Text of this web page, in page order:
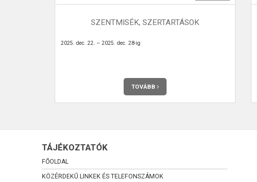
SZENTMISÉK, SZERTARTÁSOK
2025. dec. 22. – 2025. dec. 28-ig
TOVÁBB
TÁJÉKOZTATÓK
FŐOLDAL
KÖZÉRDEKŰ LINKEK ÉS TELEFONSZÁMOK